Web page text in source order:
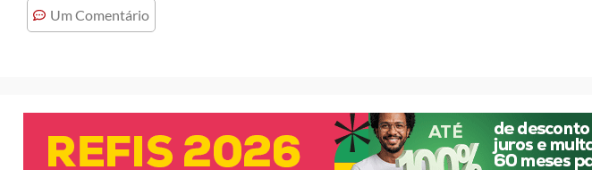
Um Comentário